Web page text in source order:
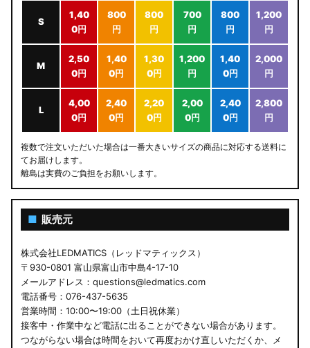
S
1,40
0円
800
円
800
円
700
円
800
円
1,200
円
M
2,50
0円
1,40
0円
1,30
0円
1,200
円
1,40
0円
2,000
円
L
4,00
0円
2,40
0円
2,20
0円
2,00
0円
2,40
0円
2,800
円
複数で注文いただいた場合は一番大きいサイズの商品に対応する送料に
てお届けします。
離島は実費のご負担をお願いします。
■ 販売元
株式会社LEDMATICS（レッドマティックス）
〒930-0801 富山県富山市中島4-17-10
メールアドレス：questions@ledmatics.com
電話番号：076-437-5635
営業時間：10:00〜19:00（土日祝休業）
接客中・作業中など電話に出ることができない場合があります。
つながらない場合は時間をおいて再度おかけ直しいただくか、メ